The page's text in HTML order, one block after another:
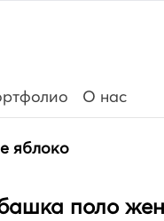
О нас
яблоко
поло